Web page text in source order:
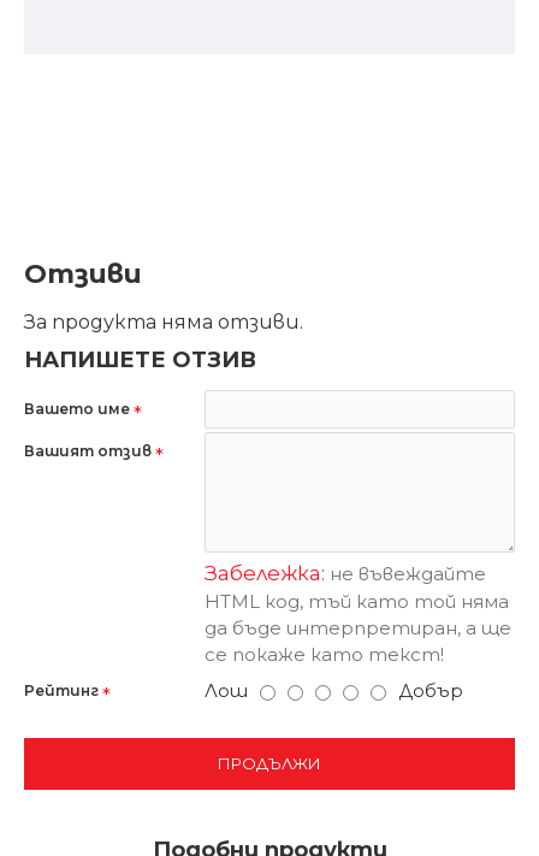
Отзиви
За продукта няма отзиви.
НАПИШЕТЕ ОТЗИВ
Вашето име
Вашият отзив
Забележка: не въвеждайте
HTML код, тъй като той няма
да бъде интерпретиран, а ще
се покаже като текст!
Рейтинг Лош Добър
ПРОДЪЛЖИ
Подобни продукти